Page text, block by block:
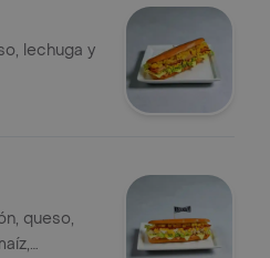
lechuga y
queso,